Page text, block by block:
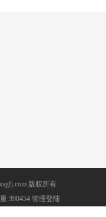
版权所有
:390454 管理登陆